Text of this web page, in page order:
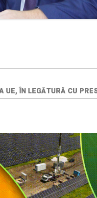
UE, ÎN LEGĂTURĂ CU